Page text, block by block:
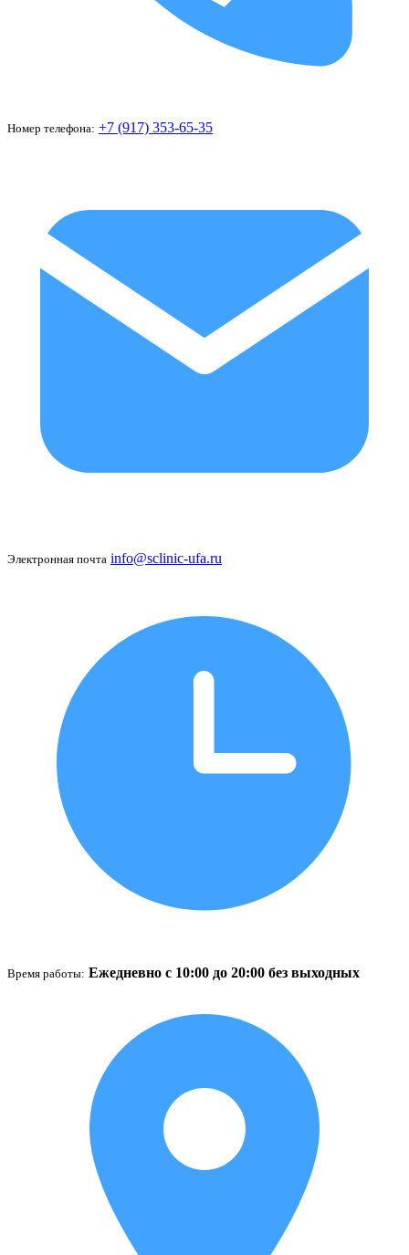
Номер телефона: +7 (917) 353-65-35
Электронная почта info@sclinic-ufa.ru
Время работы: Ежедневно с 10:00 до 20:00 без выходных